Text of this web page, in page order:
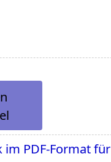
im PDF-Format für